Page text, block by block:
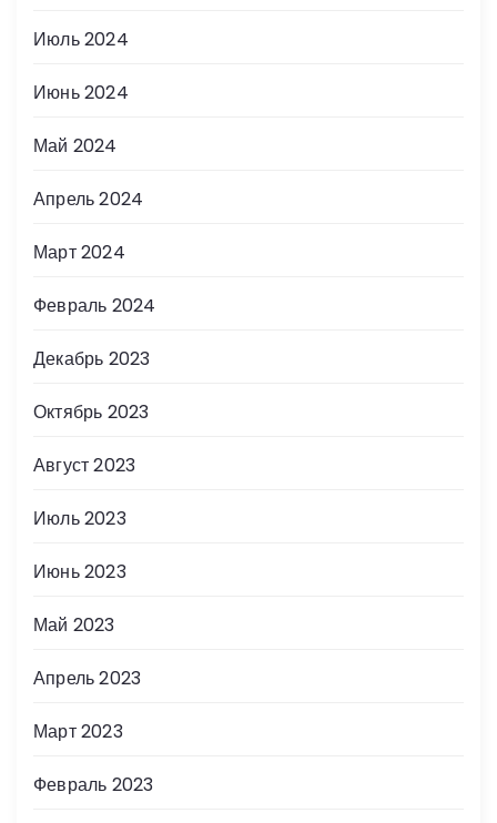
Июль 2024
Июнь 2024
Май 2024
Апрель 2024
Март 2024
Февраль 2024
Декабрь 2023
Октябрь 2023
Август 2023
Июль 2023
Июнь 2023
Май 2023
Апрель 2023
Март 2023
Февраль 2023